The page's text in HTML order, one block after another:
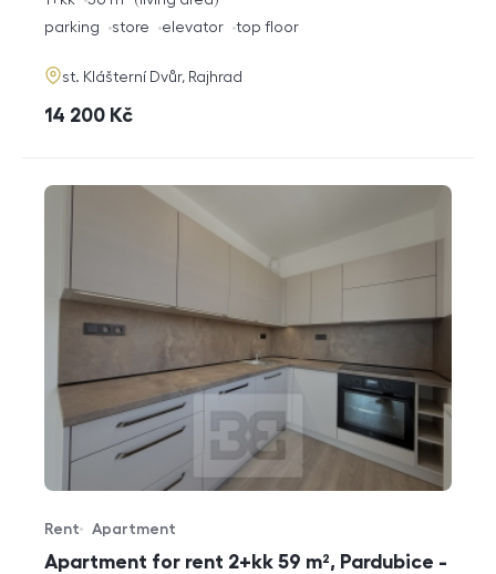
disposition
funkce
parking store elevator top floor
adresa
st. Klášterní Dvůr, Rajhrad
cena
14 200 Kč
Apartment for rent 2+kk 59 m², Pardubice -
Offer type
Rent
Property type
Apartment